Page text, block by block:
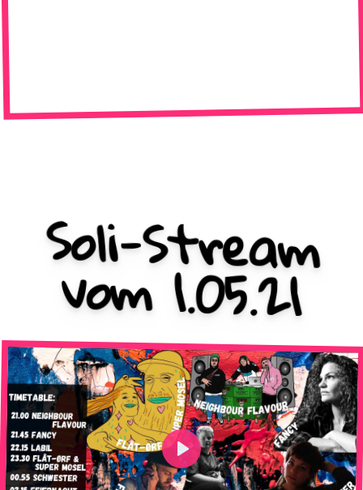
Soli-Stream
vom 1.05.21
Play